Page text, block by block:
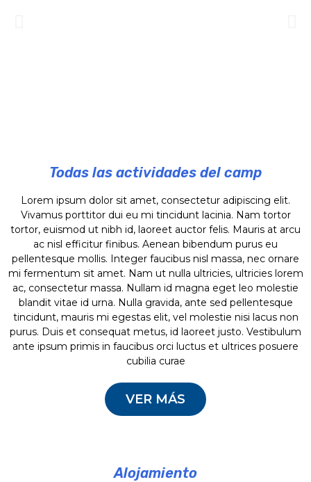
Todas las actividades del camp
Lorem ipsum dolor sit amet, consectetur adipiscing elit.
Vivamus porttitor dui eu mi tincidunt lacinia. Nam tortor
tortor, euismod ut nibh id, laoreet auctor felis. Mauris at arcu
ac nisl efficitur finibus. Aenean bibendum purus eu
pellentesque mollis. Integer faucibus nisl massa, nec ornare
mi fermentum sit amet. Nam ut nulla ultricies, ultricies lorem
ac, consectetur massa. Nullam id magna eget leo molestie
blandit vitae id urna. Nulla gravida, ante sed pellentesque
tincidunt, mauris mi egestas elit, vel molestie nisi lacus non
purus. Duis et consequat metus, id laoreet justo. Vestibulum
ante ipsum primis in faucibus orci luctus et ultrices posuere
cubilia curae
VER MÁS
Lorem ipsum dolor sit amet, consectetur adipiscing elit.
Lorem ipsum dolor sit amet, consectetur adipiscing elit.
Lorem ipsum dolor sit amet, consectetur adipiscing elit.
Lorem ipsum dolor sit amet, consectetur adipiscing elit.
Alojamiento